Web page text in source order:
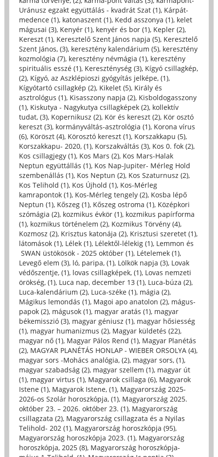
Uránusz egzakt együttálás - kvadrát Szat (1), Kárpát-
medence (1), katonaszent (1), Kedd asszonya (1), kelet
mágusai (3), Kenyér (1), kenyér és bor (1), Kepler (2),
Kereszt (1), Keresztelő Szent János napja (5), Keresztelő
Szent János, (3), keresztény kalendárium (5), keresztény
kozmológia (7), keresztény névmágia (1), keresztény
spirituális esszé (1), Kereszténység (3), Kígyó csillagkép,
(2), Kígyó, az Aszklépioszi gyógyítás jelképe, (1),
Kígyótartó csillagkép (2), Kikelet (5), Király és
asztrológus (1), Kisasszony napja (2), Kisboldogasszony
(1), Kiskutya - Nagykutya csillagképek (2), kollektív
tudat, (3), Kopernikusz (2), Kör és kereszt (2), Kör osztó
kereszt (3), kormányváltás-asztrológia (1), Korona vírus
(6), Köröszt (4), Körosztó kereszt (1), Korszakkapu (5),
Korszakkapu- 2020, (1), Korszakváltás (3), Kos 0. fok (2),
Kos csillagjegy (1), Kos Mars (2), Kos Mars-Halak
Neptun együttállás (1), Kos Nap-Jupiter- Mérleg Hold
szembenállás (1), Kos Neptun (2), Kos Szaturnusz (2),
Kos Telihold (1), Kos Újhold (1), Kos-Mérleg
kamrapontok (1), Kos-Mérleg tengely (2), Kosba lépő
Neptun (1), Kőszeg (1), Kőszeg ostroma (1), Középkori
szómágia (2), kozmikus évkör (1), kozmikus papírforma
(1), kozmikus történelem (2), Kozmikus Törvény (4),
Kozmosz (2), Krisztus katonája (2), Krisztusi szeretet (1),
látomások (1), Lélek (1), Lélektől-lélekig (1), Lemmon és
SWAN üstökösök - 2025 október (1), Lételemek (1),
Levegő elem (3), ló, paripa, (1), Lölkök napja (3), Lovak
védőszentje, (1), lovas csillagképek, (1), Lovas nemzeti
örökség, (1), Luca nap, december 13 (1), Luca-búza (2),
Luca-kalendárium (2), Luca-széke (1), mágia (2),
Mágikus lemondás (1), Magoi apo anatolon (2), mágus-
papok (2), mágusok (1), magyar aratás (1), magyar
békemisszió (3), magyar géniusz (1), magyar hősiesség
(1), magyar humanizmus (2), Magyar küldetés (22),
magyar nő (1), Magyar Pálos Rend (1), Magyar Planétás
(2), MAGYAR PLANÉTÁS HONLAP - WIEBER ORSOLYA (4),
magyar sors -Mohács analógia, (2), magyar sors, (1),
magyar szabadság (2), magyar szellem (1), magyar út
(1), magyar virtus (1), Magyarok csillaga (6), Magyarok
Istene (1), Magyarok Istene, (1), Magyarország 2025-
2026-os Szolár horoszkópja, (1), Magyarország 2025.
október 23. – 2026. október 23. (1), Magyarország
csillagzata (2), Magyarország csillagzata és a Nyilas
Telihold- 202 (1), Magyarország horoszkópja (95),
Magyarország horoszkópja 2023. (1), Magyarország
horoszkópja, 2025 (8), Magyarország horoszkópja-